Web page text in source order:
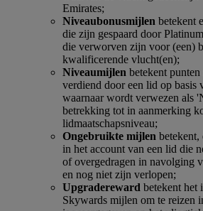
Emirates;
Niveaubonusmijlen betekent
die zijn gespaard door
die verworven zijn voor (een)
kwalificerende vlucht(en);
Niveaumijlen betekent
verdiend door een lid op basis
waarnaar wordt verwezen als
betrekking tot in aanmerking
lidmaatschapsniveau;
Ongebruikte mijlen
in het account van een lid die
of overgedragen in navolging
en nog niet zijn verlopen;
Upgradereward betekent het
Skywards mijlen om te reizen